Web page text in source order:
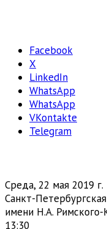
Facebook
X
LinkedIn
WhatsApp
WhatsApp
VKontakte
Telegram
Среда, 22 мая 2019 г.
Санкт-
имени Н.А. Римского-
13:30